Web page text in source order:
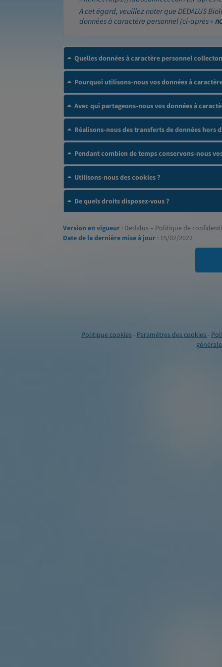
A cet égard, veuillez noter que DEDALUS
données à caractère personnel (ci-après «
Quelles données à caractère personnel
Pourquoi utilisons-nous vos données à
Avec qui partageons-nous vos données à
Réalisons-nous des transferts de données hors
Pendant combien de temps conservons-nous
Utilisons-nous des cookies ?
De quels droits disposez-vous ?
Version en vigueur : Dedalus – Politique de
Date de la dernière mise à jour : 15/02/2022
Politique cookies- Paramètres des cookies -